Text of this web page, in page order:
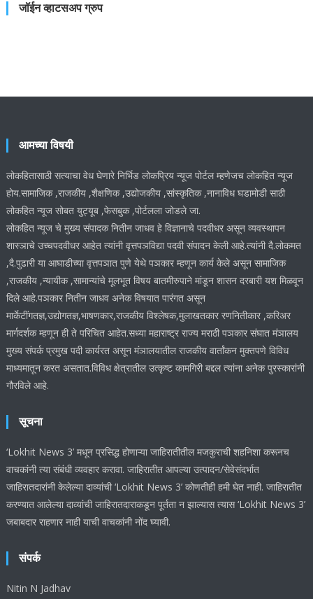
जॉईन व्हाटसअप ग्रुप
आमच्या विषयी
लोकहितासाठी सत्याचा वेध घेणारे निर्भिड लोकप्रिय न्यूज पोर्टल म्हणेजच लोकहित न्यूज
होय.सामाजिक ,राजकीय ,शैक्षणिक ,उद्योजकीय ,सांस्कृतिक ,नानाविध घडामोडी साठी
लोकहित न्यूज सोबत युट्यूब ,फेसबुक ,पोर्टलला जोडले जा.
लोकहित न्यूज चे मुख्य संपादक नितीन जाधव हे विज्ञानाचे पदवीधर असून व्यवस्थापन
शास्ञाचे उच्चपदवीधर आहेत त्यांनी वृत्तपञविद्या पदवी संपादन केली आहे.त्यांनी दै.लोकमत
,दै.पुढारी या आघाडीच्या वृत्तपञात पुणे येथे पञकार म्हणून कार्य केले असून सामाजिक
,राजकीय ,न्यायीक ,सामान्यांचे मूलभूत विषय बातमीरुपाने मांडून शासन दरबारी यश मिळवून
दिले आहे.पञकार नितीन जाधव अनेक विषयात पारंगत असून
मार्केटींगतज्ञ,उद्योगतज्ञ,भाषणकार,राजकीय विश्लेषक,मुलाखतकार रणनितीकार ,करिअर
मार्गदर्शक म्हणून ही ते परिचित आहेत.सध्या महाराष्ट्र राज्य मराठी पञकार संघात मंञालय
मुख्य संपर्क प्रमुख पदी कार्यरत असून मंञालयातील राजकीय वार्तांकन मुक्तपणे विविध
माध्यमातून करत असतात.विविध क्षेत्रातील उत्कृष्ट कामगिरी बद्दल त्यांना अनेक पुरस्कारांनी
गौरविले आहे.
सूचना
‘Lokhit News 3’ मधून प्रसिद्ध होणाऱ्या जाहिरातीतील मजकुराची शहनिशा करूनच
वाचकांनी त्या संबंधी व्यवहार करावा. जाहिरातीत आपल्या उत्पादन/सेवेसंदर्भात
जाहिरातदारांनी केलेल्या दाव्यांची ‘Lokhit News 3’ कोणतीही हमी घेत नाही. जाहिरातीत
करण्यात आलेल्या दाव्यांची जाहिरातदाराकडून पूर्तता न झाल्यास त्यास ‘Lokhit News 3’
जबाबदार राहणार नाही याची वाचकांनी नोंद घ्यावी.
संपर्क
Nitin N Jadhav